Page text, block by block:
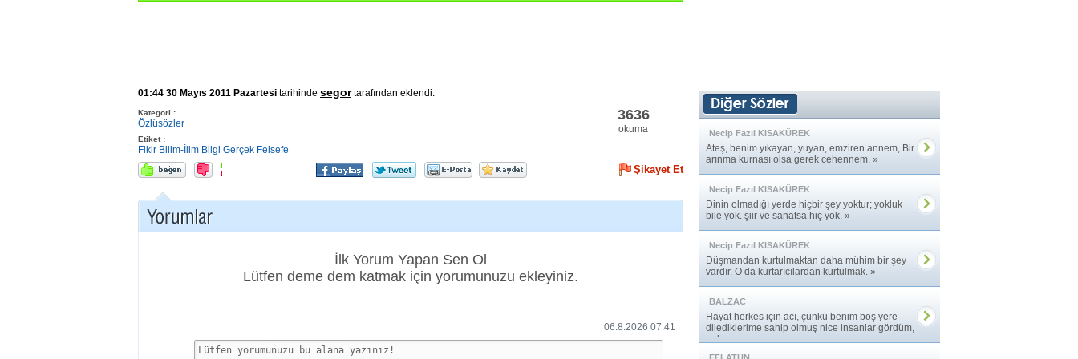
01:44 30 Mayıs 2011 Pazartesi tarihinde segortarafından eklendi.
Kategori :
Özlüsözler
Etiket :
Fikir Bilim-İlim Bilgi Gerçek Felsefe
3636
okuma
Şikayet Et
İlk Yorum Yapan Sen Ol
Lütfen deme dem katmak için yorumunuzu ekleyiniz.
06.8.2026 07:41
Necip Fazıl KISAKÜREK
Ateş, benim yıkayan, yuyan, emziren annem, Bir
arınma kurnası olsa gerek cehennem. »
Necip Fazıl KISAKÜREK
Dinin olmadığı yerde hiçbir şey yoktur; yokluk
bile yok. şiir ve sanatsa hiç yok. »
Necip Fazıl KISAKÜREK
Düşmandan kurtulmaktan daha mühim bir şey
vardır. O da kurtarıcılardan kurtulmak. »
BALZAC
Hayat herkes için acı, çünkü benim boş yere
dilediklerime sahip olmuş nice insanlar gördüm,
onlar ... »